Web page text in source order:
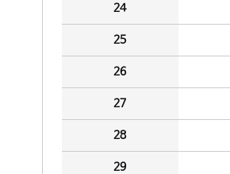
24
25
26
27
28
29